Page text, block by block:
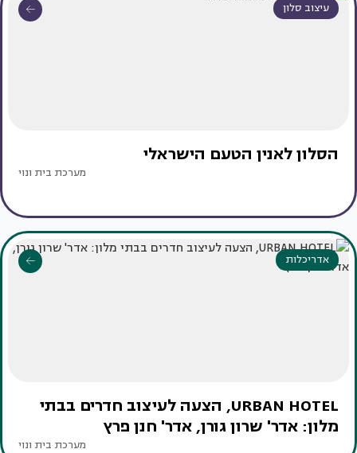
עיצוב סלון
הסלון לאנין הטעם הישראלי
מערכת בית ונוי
אדריכלות
URBAN HOTEL, הצעה לעיצוב חדרים בבתי
מלון: אדר' שרון גורן, אדר' חנן פרץ
מערכת בית ונוי